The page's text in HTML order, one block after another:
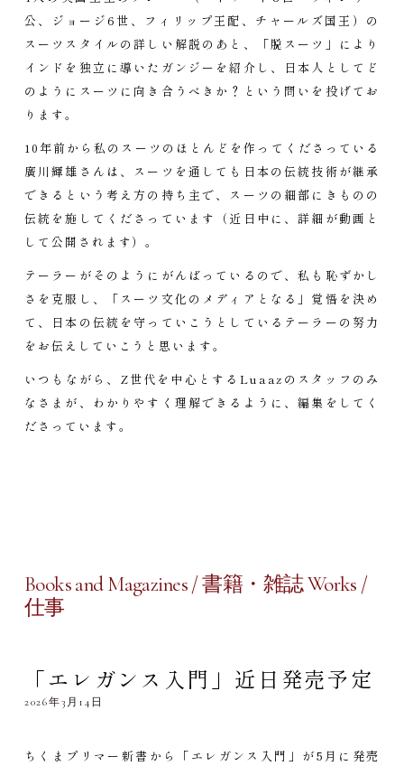
公、ジョージ6世、フィリップ王配、チャールズ国王）の
スーツスタイルの詳しい解説のあと、「脱スーツ」により
インドを独立に導いたガンジーを紹介し、日本人としてど
のようにスーツに向き合うべきか？という問いを投げてお
ります。
10年前から私のスーツのほとんどを作ってくださっている
廣川輝雄さんは、スーツを通しても日本の伝統技術が継承
できるという考え方の持ち主で、スーツの細部にきものの
伝統を施してくださっています（近日中に、詳細が動画と
して公開されます）。
テーラーがそのようにがんばっているので、私も恥ずかし
さを克服し、「スーツ文化のメディアとなる」覚悟を決め
て、日本の伝統を守っていこうとしているテーラーの努力
をお伝えしていこうと思います。
いつもながら、Z世代を中心とするLuaazのスタッフのみ
なさまが、わかりやすく理解できるように、編集をしてく
ださっています。
Books and Magazines / 書籍・雑誌 Works /
仕事
「エレガンス入門」近日発売予定
2026年3月14日
ちくまプリマー新書から「エレガンス入門」が5月に発売